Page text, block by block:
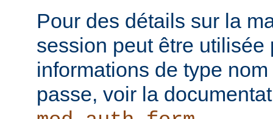
Pour des détails sur la
session peut être utilisée
informations de type
passe, voir la